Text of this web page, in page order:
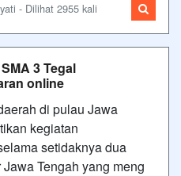
- Dilihat 2955 kali
3 Tegal
online
di pulau Jawa
kegiatan
setidaknya dua
Tengah yang meng